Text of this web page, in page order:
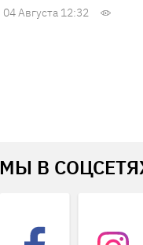
04 Августа 12:32
МЫ В